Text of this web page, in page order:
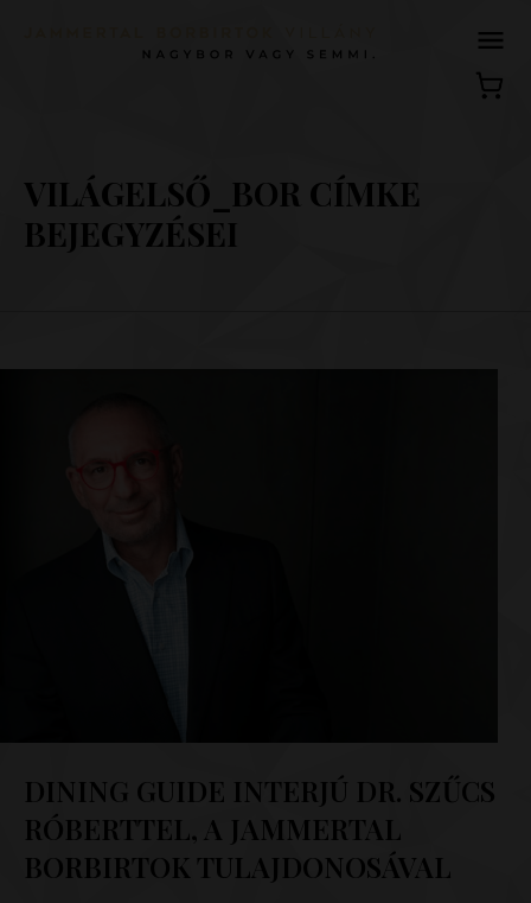
VILÁGELSŐ_BOR CÍMKE
BEJEGYZÉSEI
DINING GUIDE INTERJÚ DR. SZŰCS
RÓBERTTEL, A JAMMERTAL
BORBIRTOK TULAJDONOSÁVAL